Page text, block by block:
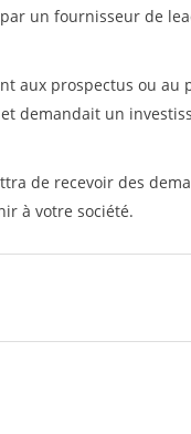
un fournisseur de
aux prospectus ou au
demandait un
de recevoir des
à votre société.